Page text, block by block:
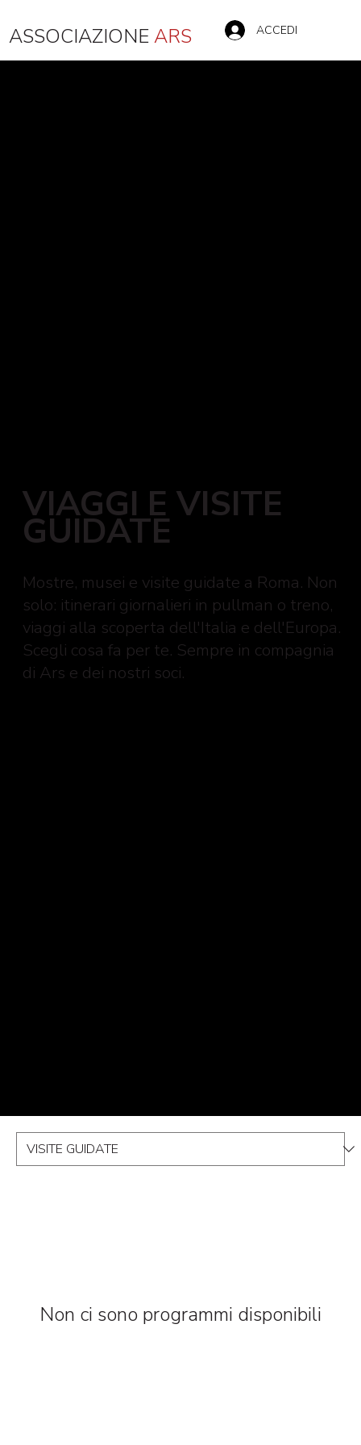
ASSOCIAZIONEARS ACCEDI
VIAGGI E VISITE
GUIDATE
Mostre, musei e visite guidate a Roma. Non
solo: itinerari giornalieri in pullman o treno,
viaggi alla scoperta dell'Italia e dell'Europa.
Scegli cosa fa per te. Sempre in compagnia
di Ars e dei nostri soci.
Non ci sono programmi disponibili